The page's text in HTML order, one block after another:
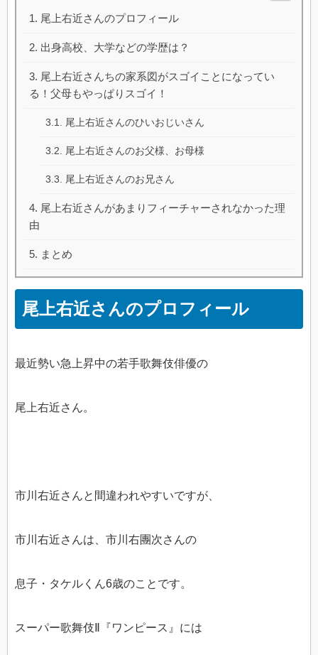
尾上右近さんのプロフィール
出身高校、大学などの学歴は？
尾上右近さんちの家系図がスゴイことになってい
る！父母もやっぱりスゴイ！
尾上右近さんのひいおじいさん
尾上右近さんのお父様、お母様
尾上右近さんのお兄さん
尾上右近さんがあまりフィーチャーされなかった理
由
まとめ
尾上右近さんのプロフィール
最近勢い急上昇中の若手歌舞伎俳優の
尾上右近さん。
市川右近さんと間違われやすいですが、
市川右近さんは、市川右團次さんの
息子・タケルくん6歳のことです。
スーパー歌舞伎Ⅱ『ワンピース』には